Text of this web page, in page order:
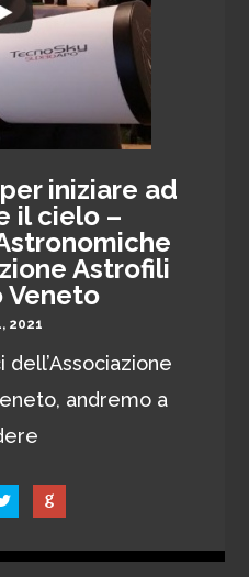
iniziare ad
il cielo –
Astrofili
2021
andremo a